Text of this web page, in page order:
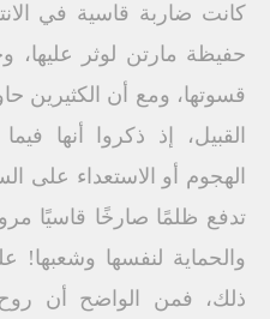
كانت ضاربة قاسية في
حفيظة مارتن لوثر عليها،
قسوتها، ومع أن الكثيرين
القبيل، إذ ذكروا أنها
الهجوم أو الاستعداء على
تدفع ظلمًا صارخًا قاسيًا
والحماية لنفسها
ذلك، فمن الواضح أن